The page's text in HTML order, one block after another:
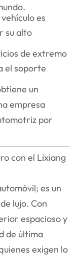
es
su alto
de extremo
el soporte
un
empresa
por
con el Lixiang
es un
lujo. Con
espacioso y
de última
exigen lo